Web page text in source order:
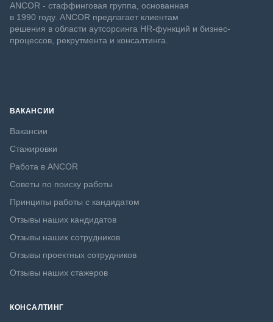
ANCOR - стаффинговая группа, основанная
в 1990 году. ANCOR предлагает клиентам
решения в области аутсорсинга HR-функций и бизнес-
процессов, рекрутмента и консалтинга.
ВАКАНСИИ
Вакансии
Стажировки
Работа в ANCOR
Советы по поиску работы
Принципы работы с кандидатом
Отзывы наших кандидатов
Отзывы наших сотрудников
Отзывы проектных сотрудников
Отзывы наших стажеров
КОНСАЛТИНГ